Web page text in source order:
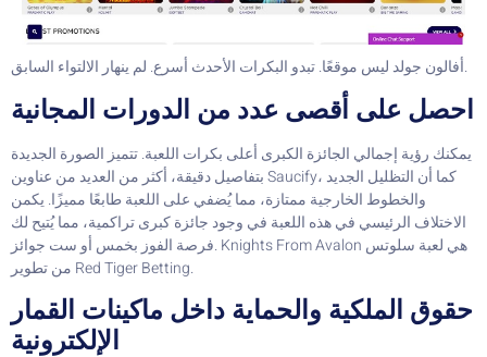
أفالون جولد ليس موقعًا. تبدو البكرات الأحدث أسرع. لم ينهار الالتواء السابق.
احصل على أقصى عدد من الدورات المجانية
يمكنك رؤية إجمالي الجائزة الكبرى أعلى بكرات اللعبة. تتميز الصورة الجديدة
بتفاصيل دقيقة، أكثر من العديد من عناوين Saucify، كما أن التظليل الجديد
والخطوط الخارجية ممتازة، مما يُضفي على اللعبة طابعًا مميزًا. يكمن
الاختلاف الرئيسي في هذه اللعبة في وجود جائزة كبرى تراكمية، مما يُتيح لك
فرصة الفوز بخمس أو ست جوائز. Knights From Avalon هي لعبة سلوتس
من تطوير Red Tiger Betting.
حقوق الملكية والحماية داخل ماكينات القمار
الإلكترونية